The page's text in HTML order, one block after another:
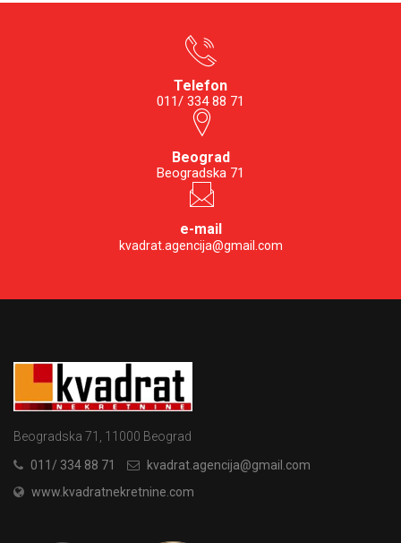
Telefon
011/ 334 88 71
Beograd
Beogradska 71
e-mail
kvadrat.agencija@gmail.com
Beogradska 71, 11000 Beograd
011/ 334 88 71
kvadrat.agencija@gmail.com
www.kvadratnekretnine.com